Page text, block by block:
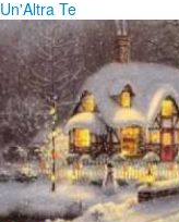
Un'Altra Te